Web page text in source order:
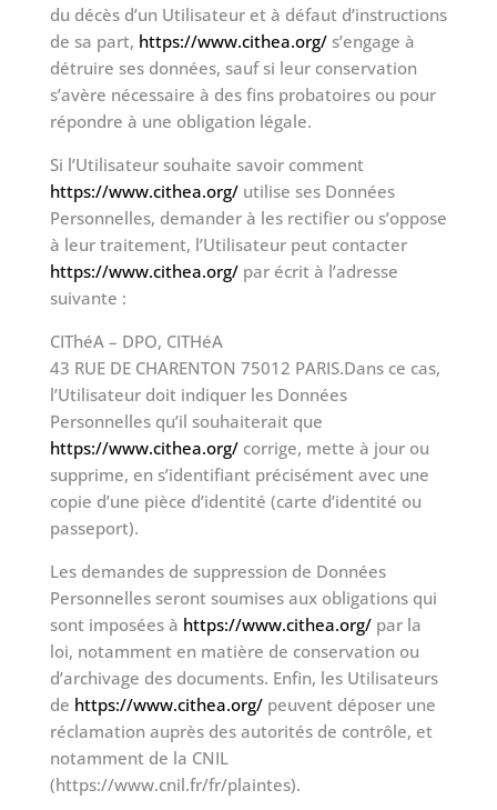
du décès d’un Utilisateur et à défaut d’instructions
de sa part, https://www.cithea.org/s’engage à
détruire ses données, sauf si leur conservation
s’avère nécessaire à des fins probatoires ou pour
répondre à une obligation légale.
Si l’Utilisateur souhaite savoir comment
https://www.cithea.org/utilise ses Données
Personnelles, demander à les rectifier ou s’oppose
à leur traitement, l’Utilisateur peut contacter
https://www.cithea.org/par écrit à l’adresse
suivante :
CIThéA – DPO, CITHéA
43 RUE DE CHARENTON 75012 PARIS.Dans ce cas,
l’Utilisateur doit indiquer les Données
Personnelles qu’il souhaiterait que
https://www.cithea.org/corrige, mette à jour ou
supprime, en s’identifiant précisément avec une
copie d’une pièce d’identité (carte d’identité ou
passeport).
Les demandes de suppression de Données
Personnelles seront soumises aux obligations qui
sont imposées à https://www.cithea.org/par la
loi, notamment en matière de conservation ou
d’archivage des documents. Enfin, les Utilisateurs
de https://www.cithea.org/peuvent déposer une
réclamation auprès des autorités de contrôle, et
notamment de la CNIL
(https://www.cnil.fr/fr/plaintes).